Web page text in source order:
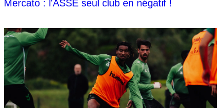
Mercato : l'ASSE seul club en négatif !